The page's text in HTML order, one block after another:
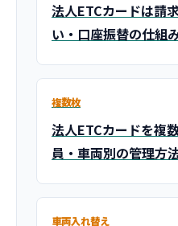
法人ETCカードは請
い・口座振替の仕組
複数枚
法人ETCカードを複
員・車両別の管理方
車両入れ替え